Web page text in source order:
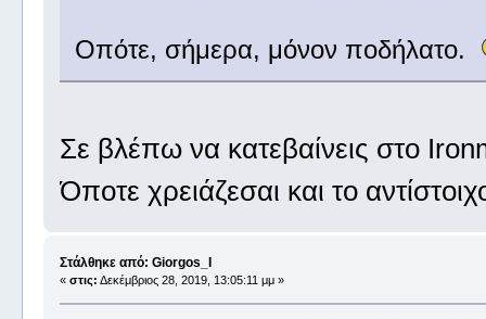
Οπότε, σήμερα, μόνον ποδήλατο.
Σε βλέπω να κατεβαίνεις στο
Όποτε χρειάζεσαι και το
Στάλθηκε από: Giorgos_I
« στις: Δεκέμβριος 28, 2019, 13:05:11 μμ »